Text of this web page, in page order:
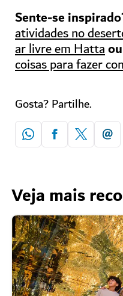
Sente-se
atividades no
ar livre em Hatta
coisas para fazer
Gosta? Partilhe.
Veja mais